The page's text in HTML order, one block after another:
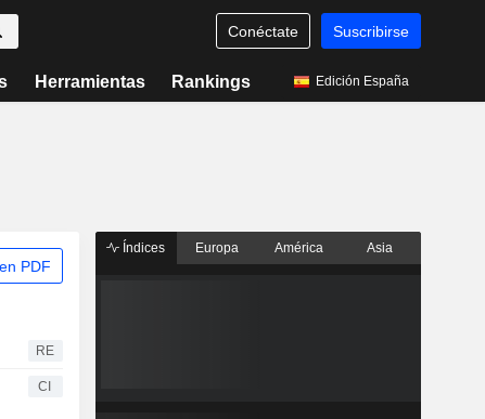
Conéctate Suscribirse
Herramientas Rankings Edición España
PDF
RE
CI
Índices Europa América Asia